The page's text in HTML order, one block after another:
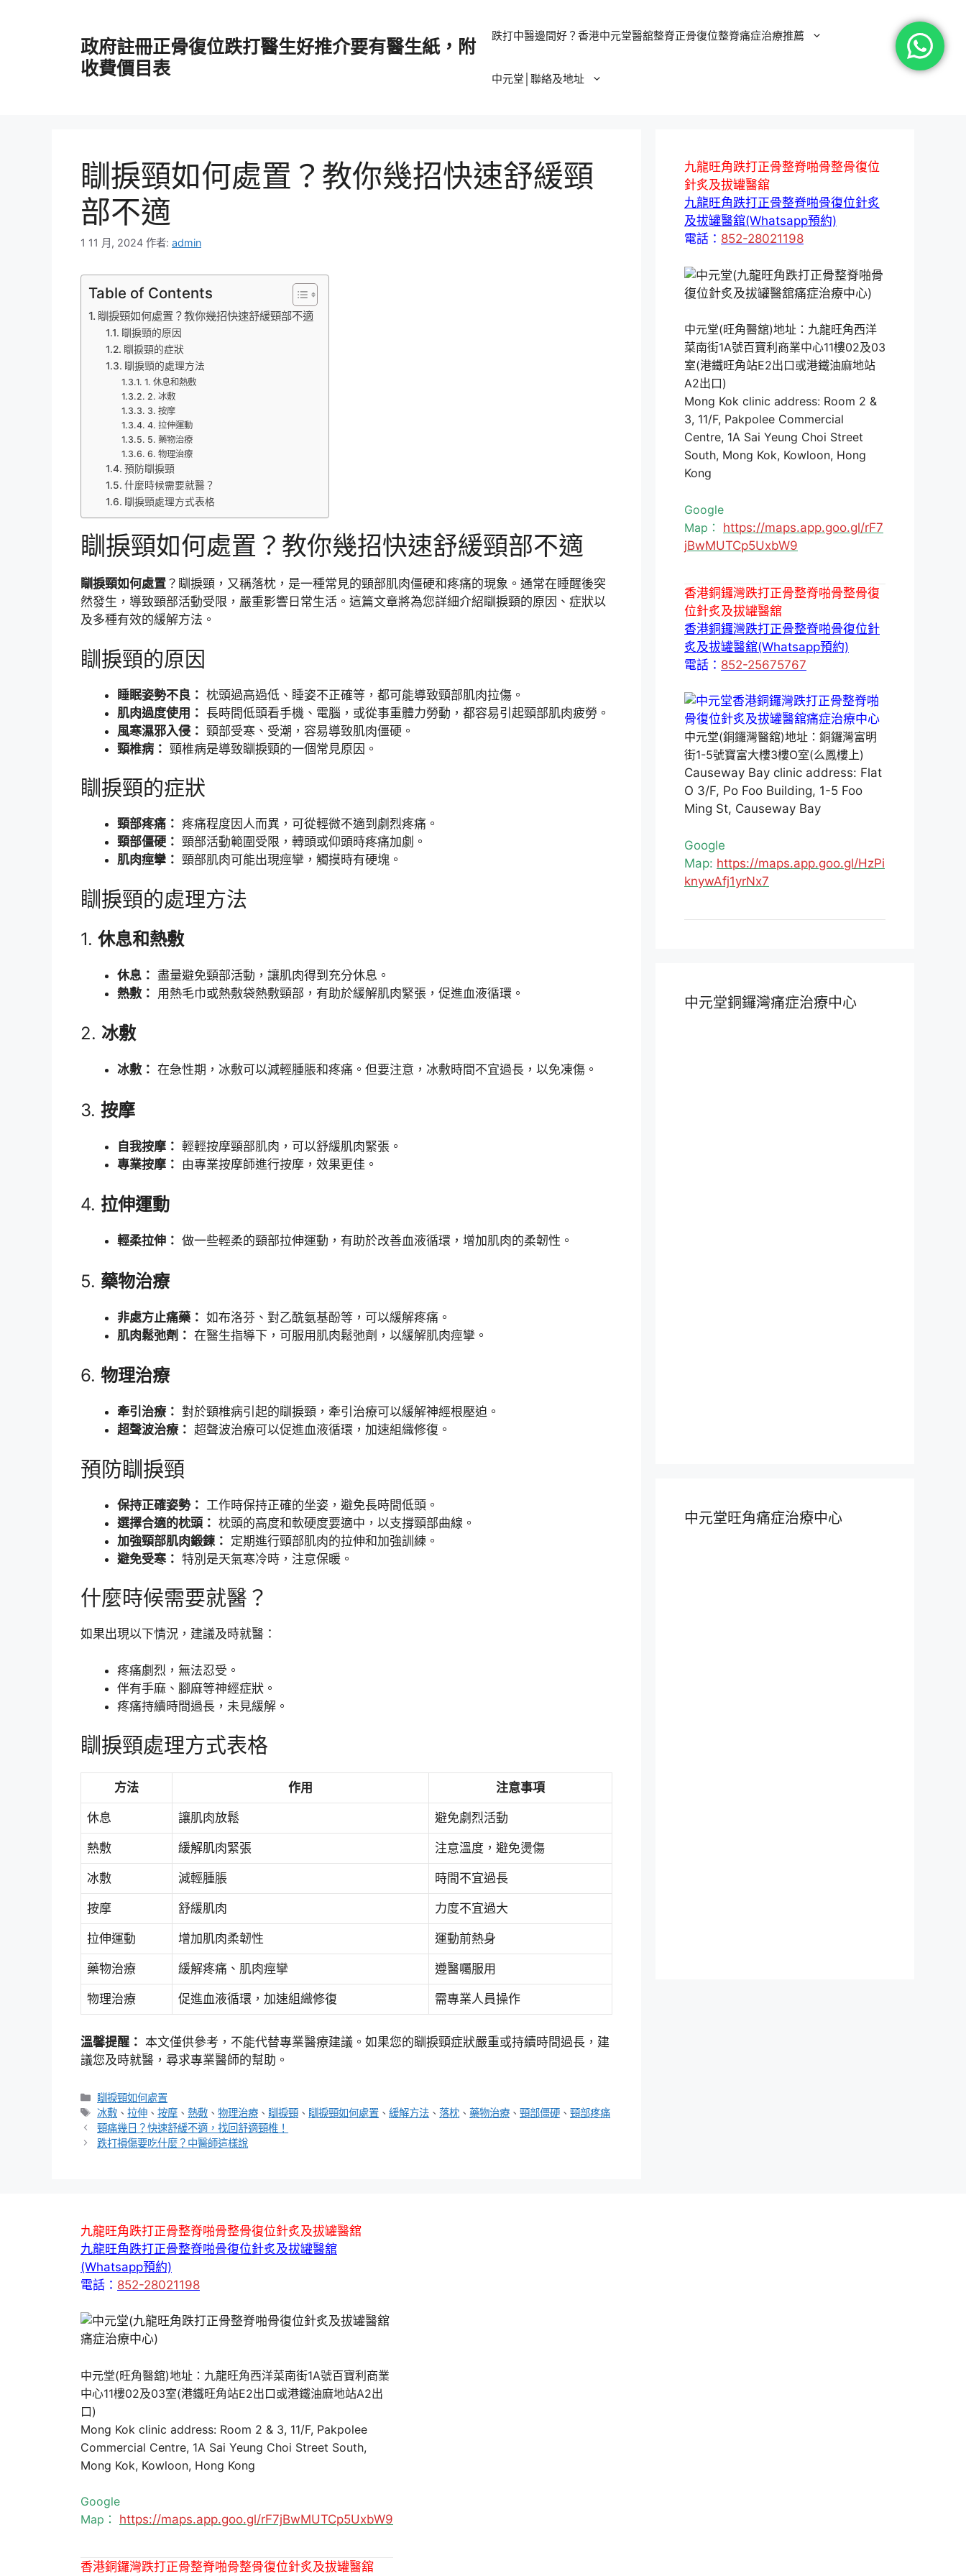
政府註冊正骨復位跌打醫生好推介要有醫生紙，附
收費價目表
跌打中醫邊間好？香港中元堂醫舘整脊正骨復位整脊痛症治療推薦
中元堂│聯絡及地址
瞓捩頸如何處置？教你幾招快速舒緩頸
部不適
1 11 月, 2024 作者: admin
Table of Contents
瞓捩頸如何處置？教你幾招快速舒緩頸部不適
瞓捩頸的原因
瞓捩頸的症狀
瞓捩頸的處理方法
1. 休息和熱敷
2. 冰敷
3. 按摩
4. 拉伸運動
5. 藥物治療
6. 物理治療
預防瞓捩頸
什麼時候需要就醫？
瞓捩頸處理方式表格
瞓捩頸如何處置？教你幾招快速舒緩頸部不適
瞓捩頸如何處置 ？瞓捩頸，又稱落枕，是一種常見的頸部肌肉僵硬和疼痛的現象。通常在睡醒後突
然發生，導致頸部活動受限，嚴重影響日常生活。這篇文章將為您詳細介紹瞓捩頸的原因、症狀以
及多種有效的緩解方法。
瞓捩頸的原因
睡眠姿勢不良： 枕頭過高過低、睡姿不正確等，都可能導致頸部肌肉拉傷。
肌肉過度使用： 長時間低頭看手機、電腦，或從事重體力勞動，都容易引起頸部肌肉疲勞。
風寒濕邪入侵： 頸部受寒、受潮，容易導致肌肉僵硬。
頸椎病： 頸椎病是導致瞓捩頸的一個常見原因。
瞓捩頸的症狀
頸部疼痛： 疼痛程度因人而異，可從輕微不適到劇烈疼痛。
頸部僵硬： 頸部活動範圍受限，轉頭或仰頭時疼痛加劇。
肌肉痙攣： 頸部肌肉可能出現痙攣，觸摸時有硬塊。
瞓捩頸的處理方法
1. 休息和熱敷
休息： 盡量避免頸部活動，讓肌肉得到充分休息。
熱敷：
用熱毛巾或熱敷袋熱敷頸部，有助於緩解肌肉緊張，促進血液循環。
2. 冰敷
冰敷： 在急性期，冰敷可以減輕腫脹和疼痛。但要注意，冰敷時間不宜過長，以免凍傷。
3. 按摩
自我按摩： 輕輕按摩頸部肌肉，可以舒緩肌肉緊張。
專業按摩：
由專業按摩師進行按摩，效果更佳。
4. 拉伸運動
輕柔拉伸： 做一些輕柔的頸部拉伸運動，有助於改善血液循環，增加肌肉的柔韌性。
5. 藥物治療
非處方止痛藥： 如布洛芬、對乙酰氨基酚等，可以緩解疼痛。
肌肉鬆弛劑： 在醫生指導下，可服用肌肉鬆弛劑，以緩解肌肉痙攣。
6. 物理治療
牽引治療： 對於頸椎病引起的瞓捩頸，牽引治療可以緩解神經根壓迫。
超聲波治療： 超聲波治療可以促進血液循環，加速組織修復。
預防瞓捩頸
保持正確姿勢： 工作時保持正確的坐姿，避免長時間低頭。
選擇合適的枕頭： 枕頭的高度和軟硬度要適中，以支撐頸部曲線。
加強頸部肌肉鍛鍊： 定期進行頸部肌肉的拉伸和加強訓練。
避免受寒： 特別是天氣寒冷時，注意保暖。
什麼時候需要就醫？
如果出現以下情況，建議及時就醫：
疼痛劇烈，無法忍受。
伴有手麻、腳麻等神經症狀。
疼痛持續時間過長，未見緩解。
瞓捩頸處理方式表格
方法 作用 注意事項
休息 讓肌肉放鬆 避免劇烈活動
熱敷 緩解肌肉緊張 注意溫度，避免燙傷
冰敷 減輕腫脹 時間不宜過長
按摩 舒緩肌肉 力度不宜過大
拉伸運動 增加肌肉柔韌性 運動前熱身
藥物治療 緩解疼痛、肌肉痙攣 遵醫囑服用
物理治療 促進血液循環，加速組織修復 需專業人員操作
溫馨提醒： 本文僅供參考，不能代替專業醫療建議。如果您的瞓捩頸症狀嚴重或持續時間過長，建
議您及時就醫，尋求專業醫師的幫助。
分
類
瞓捩頸如何處置
標
籤
冰敷 、拉伸 、按摩 、熱敷 、物理治療 、 瞓捩頸 、 瞓捩頸如何處置 、緩解方法 、落枕 、藥物治療 、頸部僵硬 、頸部疼痛
頸痛幾日？快速舒緩不適，找回舒適頸椎！
跌打損傷要吃什麼？中醫師這樣說
九龍旺角跌打正骨整脊啪骨整骨復位
針炙及拔罐醫舘
九龍旺角跌打正骨整脊啪骨復位針炙
及拔罐醫舘(Whatsapp預約)
電話： 852-28021198
中元堂(旺角醫舘)地址：九龍旺角西洋
菜南街1A號百寶利商業中心11樓02及03
室(港鐵旺角站E2出口或港鐵油麻地站
A2出口)
Mong Kok clinic address: Room 2 &
3, 11/F, Pakpolee Commercial
Centre, 1A Sai Yeung Choi Street
South, Mong Kok, Kowloon, Hong
Kong
Google
Map： https://maps.app.goo.gl/rF7
jBwMUTCp5UxbW9
香港銅鑼灣跌打正骨整脊啪骨整骨復
位針炙及拔罐醫舘
香港銅鑼灣跌打正骨整脊啪骨復位針
炙及拔罐醫舘(Whatsapp預約)
電話： 852-25675767
中元堂(銅鑼灣醫舘)地址：銅鑼灣富明
街1-5號寶富大樓3樓O室(么鳳樓上)
Causeway Bay clinic address: Flat
O 3/F, Po Foo Building, 1-5 Foo
Ming St, Causeway Bay
Google
Map: https://maps.app.goo.gl/HzPi
knywAfj1yrNx7
中元堂銅鑼灣痛症治療中心
中元堂旺角痛症治療中心
九龍旺角跌打正骨整脊啪骨整骨復位針炙及拔罐醫舘
九龍旺角跌打正骨整脊啪骨復位針炙及拔罐醫舘
(Whatsapp預約)
電話： 852-28021198
中元堂(旺角醫舘)地址：九龍旺角西洋菜南街1A號百寶利商業
中心11樓02及03室(港鐵旺角站E2出口或港鐵油麻地站A2出
口)
Mong Kok clinic address: Room 2 & 3, 11/F, Pakpolee
Commercial Centre, 1A Sai Yeung Choi Street South,
Mong Kok, Kowloon, Hong Kong
Google
Map： https://maps.app.goo.gl/rF7jBwMUTCp5UxbW9
香港銅鑼灣跌打正骨整脊啪骨整骨復位針炙及拔罐醫舘